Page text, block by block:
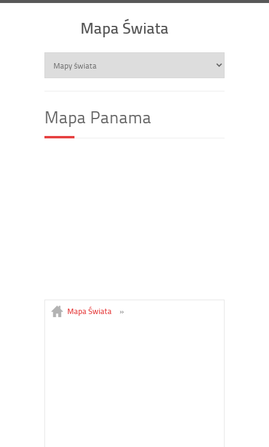
Mapa Świata
Mapa Panama
Mapa Świata »